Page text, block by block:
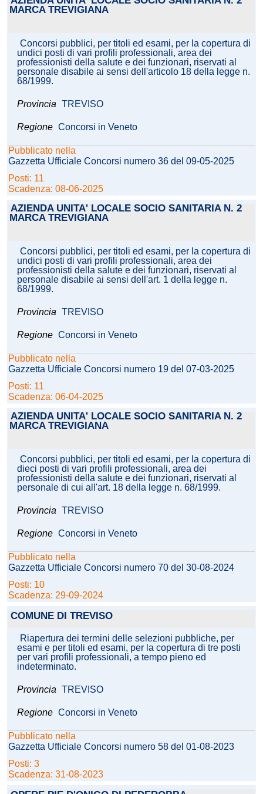
MARCA TREVIGIANA
Concorsi pubblici, per titoli ed esami, per la copertura di
undici posti di vari profili professionali, area dei
professionisti della salute e dei funzionari, riservati al
personale disabile ai sensi dell'articolo 18 della legge n.
68/1999.
Provincia TREVISO
Regione Concorsi in Veneto
Pubblicato nella
Gazzetta Ufficiale Concorsi numero 36 del 09-05-2025
Posti: 11
Scadenza: 08-06-2025
AZIENDA UNITA' LOCALE SOCIO SANITARIA N. 2
MARCA TREVIGIANA
Concorsi pubblici, per titoli ed esami, per la copertura di
undici posti di vari profili professionali, area dei
professionisti della salute e dei funzionari, riservati al
personale disabile ai sensi dell'art. 1 della legge n.
68/1999.
Provincia TREVISO
Regione Concorsi in Veneto
Pubblicato nella
Gazzetta Ufficiale Concorsi numero 19 del 07-03-2025
Posti: 11
Scadenza: 06-04-2025
AZIENDA UNITA' LOCALE SOCIO SANITARIA N. 2
MARCA TREVIGIANA
Concorsi pubblici, per titoli ed esami, per la copertura di
dieci posti di vari profili professionali, area dei
professionisti della salute e dei funzionari, riservati al
personale di cui all'art. 18 della legge n. 68/1999.
Provincia TREVISO
Regione Concorsi in Veneto
Pubblicato nella
Gazzetta Ufficiale Concorsi numero 70 del 30-08-2024
Posti: 10
Scadenza: 29-09-2024
COMUNE DI TREVISO
Riapertura dei termini delle selezioni pubbliche, per
esami e per titoli ed esami, per la copertura di tre posti
per vari profili professionali, a tempo pieno ed
indeterminato.
Provincia TREVISO
Regione Concorsi in Veneto
Pubblicato nella
Gazzetta Ufficiale Concorsi numero 58 del 01-08-2023
Posti: 3
Scadenza: 31-08-2023